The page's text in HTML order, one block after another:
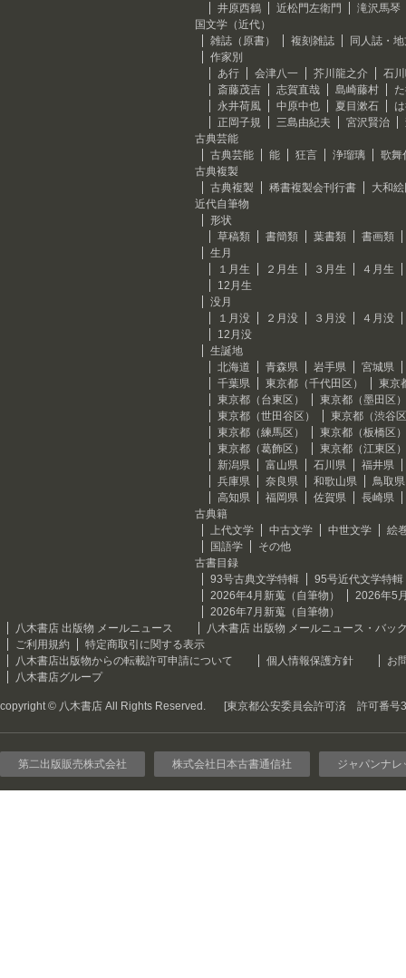
井原西鶴
近松門左衛門
滝沢馬琴
国文学（近代）
雑誌（原書）
複刻雑誌
同人誌・
作家別
あ行
会津八一 芥川龍之介
石
斎藤茂吉
志賀直哉 島崎藤村
永井荷風
中原中也 夏目漱石
正岡子規
三島由紀夫 宮沢賢治
古典芸能
古典芸能
能 狂言 浄瑠璃
歌舞
古典複製
古典複製
稀書複製会刊行書
大和
近代自筆物
形状
草稿類
書簡類 葉書類
書画類
生月
１月生
２月生 ３月生
４月生
12月生
没月
１月没
２月没 ３月没
４月没
12月没
生誕地
北海道
青森県 岩手県
宮城県
千葉県
東京都（千代田区）
東京
東京都（台東区）
東京都（墨田区）
東京都（世田谷区）
東京都（渋谷
東京都（練馬区）
東京都（板橋区）
東京都（葛飾区）
東京都（江東区）
新潟県
富山県 石川県
福井県
兵庫県
奈良県 和歌山県
鳥取県
高知県
福岡県 佐賀県
長崎県
古典籍
上代文学
中古文学 中世文学
絵
国語学
その他
古書目録
93号古典文学特輯
95号近代文学特輯
2026年4月新蒐（自筆物）
2026年5
2026年7月新蒐（自筆物）
八木書店 出版物 メールニュース
八木書店 出版物 メールニュース・バッ
ご利用規約
特定商取引に関する表示
八木書店出版物からの転載許可申請について
個人情報保護方針
お
八木書店グループ
copyright © 八木書店 All Rights Reserved. [東京都公安委員会許可済 許可番号
第二出版販売株式会社 株式会社日本古書通信社 ジャパンナレ